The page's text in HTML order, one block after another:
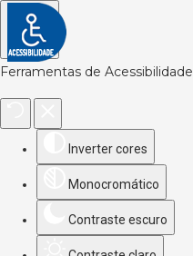
Ferramentas de Acessibilidade
Inverter cores
Monocromático
Contraste escuro